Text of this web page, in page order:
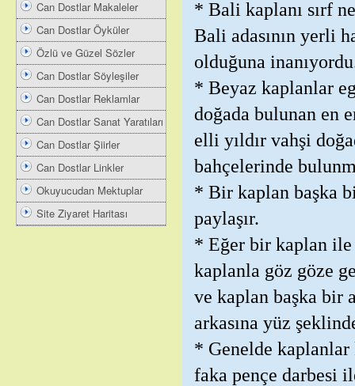
Can Dostlar Makaleler
Can Dostlar Öyküler
Özlü ve Güzel Sözler
Can Dostlar Söyleşiler
Can Dostlar Reklamlar
Can Dostlar Sanat Yaratıları
Can Dostlar Şiirler
Can Dostlar Linkler
Okuyucudan Mektuplar
Site Ziyaret Haritası
* Bali kaplanı sırf
Bali adasının yerli
olduğuna
* Beyaz kaplanlar
doğada bulunan en
elli yıldır vahşi
bahçelerinde
* Bir kaplan başka
paylaşır.
* Eğer bir kaplan ile
kaplanla göz göze
ve kaplan başka bir
arkasına yüz
* Genelde kaplanlar
faka pençe darbesi